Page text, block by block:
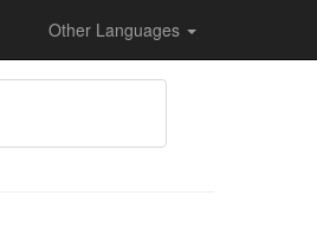
Other Languages